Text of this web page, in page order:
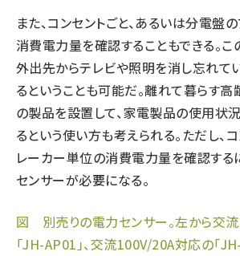
また、コンセントごと、あるいは分電盤
消費電力量を確認することもできる。こ
外出先からテレビや照明を消し忘れて
るということも可能だ。離れて暮らす
の製品を設置して、家電製品の使用状
るという使い方も考えられる。ただし、コ
レーカー単位の消費電力量を確認する
センサーが必要になる。
図 別売りの電力センサー。左から交
「JH-AP01」、交流100V/20A対応の「